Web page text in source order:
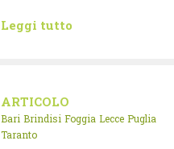
Leggi tutto
ARTICOLO
Bari Brindisi Foggia Lecce Puglia
Taranto